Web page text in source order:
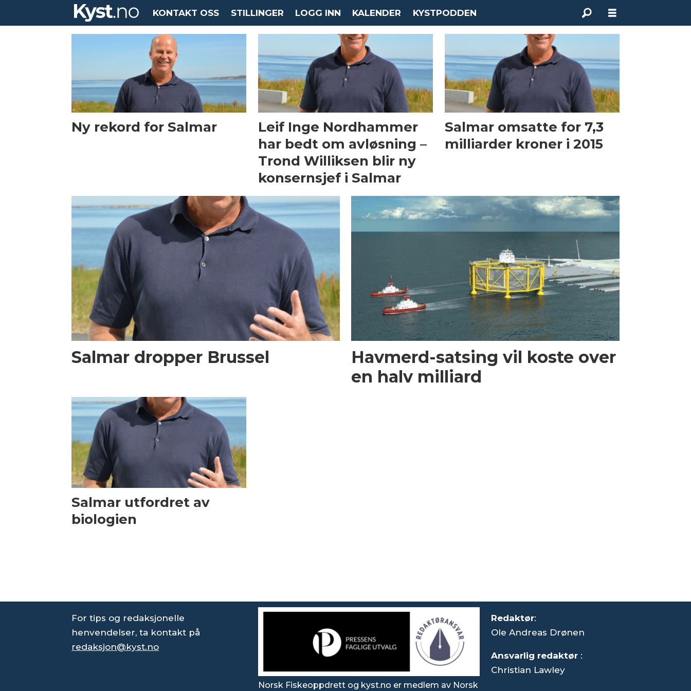
KONTAKT OSS STILLINGER LOGG INN KALENDER KYSTPODDEN
nordhammer
Ny rekord for Salmar
Leif Inge Nordhammer
har bedt om avløsning –
Trond Williksen blir ny
konsernsjef i Salmar
Salmar omsatte for 7,3
milliarder kroner i 2015
Salmar dropper Brussel
Havmerd-satsing vil koste over
en halv milliard
Salmar utfordret av
biologien
For tips og redaksjonelle
henvendelser, ta kontakt på
redaksjon@kyst.no
Norsk Fiskeoppdrett og kyst.no er medlem av Norsk
Redaktør:
Ole Andreas Drønen
Ansvarlig redaktør :
Christian Lawley